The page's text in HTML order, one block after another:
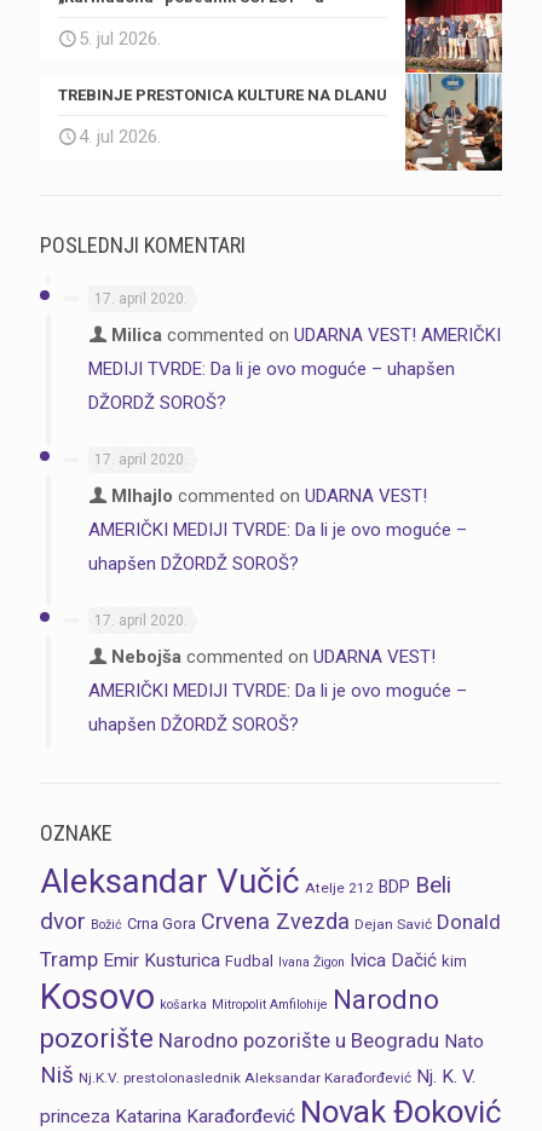
5. jul 2026.
TREBINJE PRESTONICA KULTURE NA DLANU
4. jul 2026.
POSLEDNJI KOMENTARI
17. april 2020.
Milica commented on UDARNA VEST! AMERIČKI
MEDIJI TVRDE: Da li je ovo moguće – uhapšen
DŽORDŽ SOROŠ?
17. april 2020.
MIhajlo commented on UDARNA VEST!
AMERIČKI MEDIJI TVRDE: Da li je ovo moguće –
uhapšen DŽORDŽ SOROŠ?
17. april 2020.
Nebojša commented on UDARNA VEST!
AMERIČKI MEDIJI TVRDE: Da li je ovo moguće –
uhapšen DŽORDŽ SOROŠ?
OZNAKE
Aleksandar Vučić Atelje 212 BDP Beli
dvor Božić Crna Gora Crvena Zvezda Dejan Savić Donald
Tramp Emir Kusturica Fudbal Ivana Žigon Ivica Dačić kim
Kosovo košarka Mitropolit Amfilohije Narodno
pozorište Narodno pozorište u Beogradu Nato
Niš Nj.K.V. prestolonaslednik Aleksandar Karađorđević Nj. K. V.
princeza Katarina Karađorđević Novak Đoković